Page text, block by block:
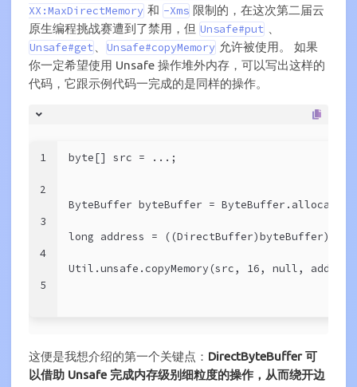
XX:MaxDirectMemory 和 -Xms 限制的，在这次第二届云
原生编程挑战赛遭到了禁用，但 Unsafe#put
Unsafe#get
Unsafe#copyMemory 允许被使用。 如果
你一定希望使用 Unsafe 操作堆外内存，可以写出这样的
代码，它跟示例代码一完成的是同样的操作。
1
2
3
4
5
byte[] src = ...;
ByteBuffer byteBuffer =
long address =
Util.unsafe.copyMemory(src, 16, null,
这便是我想介绍的第一个关键点： DirectByteBuffer 可
以借助 Unsafe 完成内存级别细粒度的操作，从而绕开边